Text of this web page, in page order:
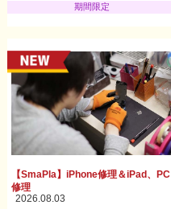
期間限定
【SmaPla】iPhone修理＆iPad、PC
修理
2026.08.03